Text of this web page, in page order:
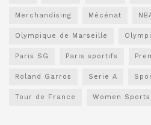
Merchandising Mécénat
Olympique de Marseille
Paris SG Paris sportifs
Roland Garros Serie A
Tour de France Women Sports